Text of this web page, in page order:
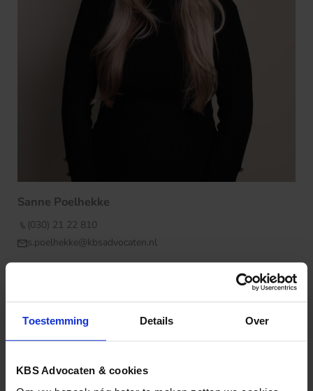
Toestemming Details Over
KBS Advocaten & cookies
Sanne Poelhekke
(030) 21 22 810
s.poelhekke@kbsadvocaten.nl